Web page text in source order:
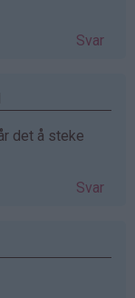
Svar
det å steke
Svar